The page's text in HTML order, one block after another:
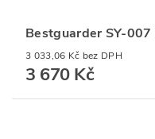
Bestguarder SY-
3 033,06 Kč bez DPH
3 670 Kč